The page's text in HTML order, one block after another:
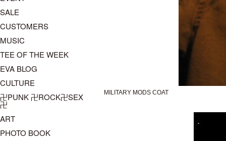
MILITARY MODS COAT
SALE
CUSTOMERS
MUSIC
TEE OF THE WEEK
EVA BLOG
CULTURE
卍PUNK 卍ROCK卍SEX
卍
ART
PHOTO BOOK